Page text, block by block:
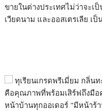
ขายในต่างประเทศไม่ว่าจะเ
เวียดนาม และออสเตรเลีย เ
ทุเรียนเกรดพรีเมี่ยม กลิ่น
คือคุณภาพที่พร้อมเสิร์ฟถึงมื
หน้าบ้านทุกออเดอร์ "มีหน้าร้